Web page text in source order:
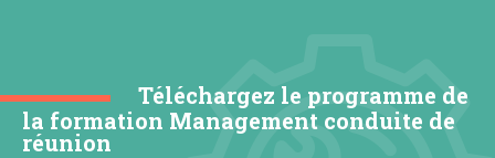
Téléchargez le programme de
la formation Management conduite de
réunion